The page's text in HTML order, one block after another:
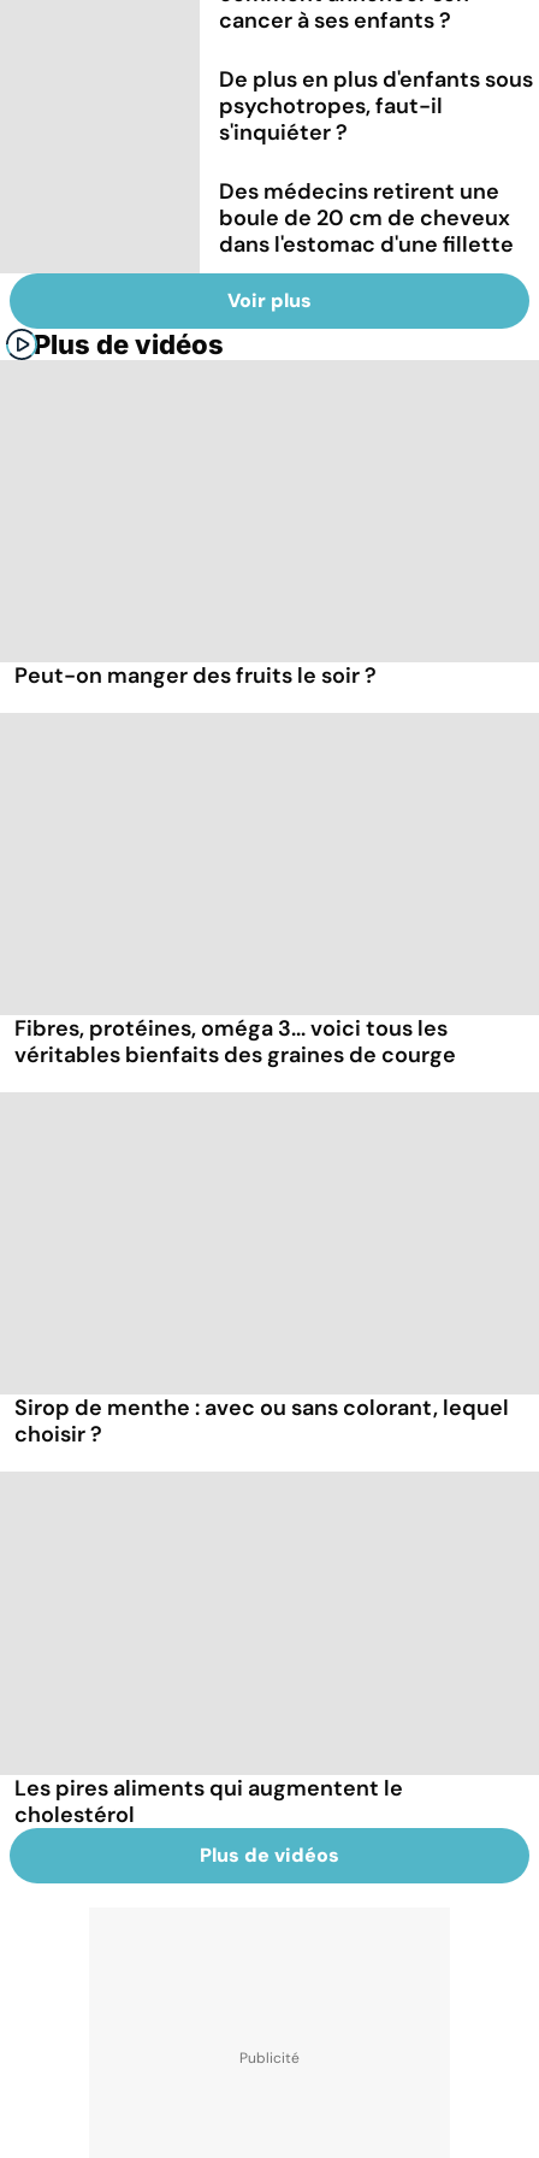
cancer à ses enfants ?
De plus en plus d'enfants sous
psychotropes, faut-il
s'inquiéter ?
Des médecins retirent une
boule de 20 cm de cheveux
dans l'estomac d'une fillette
Voir plus
Plus de vidéos
Peut-on manger des fruits le soir ?
Fibres, protéines, oméga 3... voici tous les
véritables bienfaits des graines de courge
Sirop de menthe : avec ou sans colorant, lequel
choisir ?
Les pires aliments qui augmentent le
cholestérol
Plus de vidéos